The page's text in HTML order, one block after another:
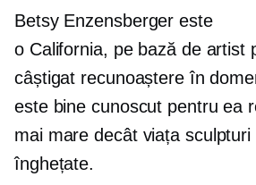
Betsy Enzensberger este
o California, pe bază deartist
câștigat recunoaștere în
este bine cunoscut pentru ea
mai mare decât viața sculpturi
înghețate.